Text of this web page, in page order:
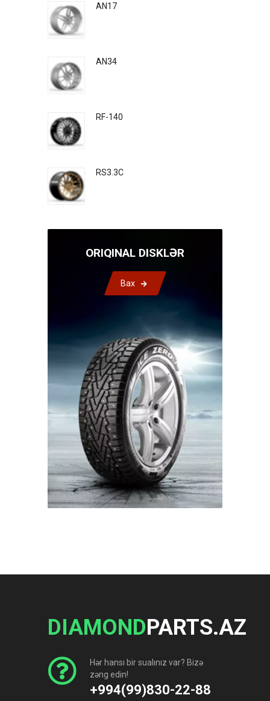
AN17
AN34
RF-140
RS3.3C
ORIQINAL DISKLƏR
Bax
DIAMONDPARTS.AZ
Hər hansı bir sualınız var? Bizə
zəng edin!
+994(99)830-22-88